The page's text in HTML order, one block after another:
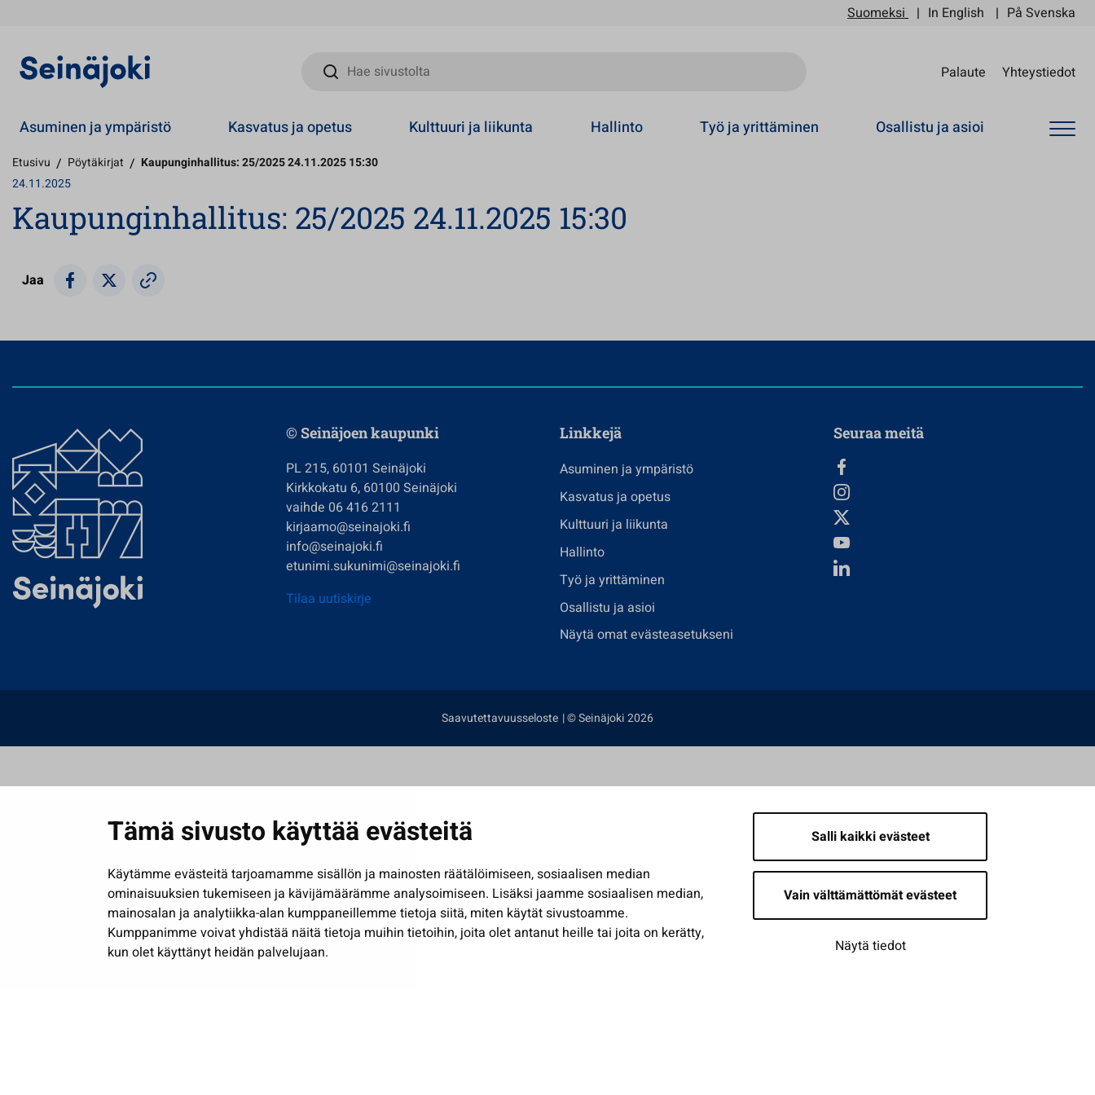
Tämä sivusto käyttää evästeitä
Käytämme evästeitä tarjoamamme sisällön ja mainosten räätälöimiseen, sosiaalisen median
ominaisuuksien tukemiseen ja kävijämäärämme analysoimiseen. Lisäksi jaamme sosiaalisen median,
mainosalan ja analytiikka-alan kumppaneillemme tietoja siitä, miten käytät sivustoamme.
Kumppanimme voivat yhdistää näitä tietoja muihin tietoihin, joita olet antanut heille tai joita on kerätty,
kun olet käyttänyt heidän palvelujaan.
Salli kaikki evästeet
Vain välttämättömät evästeet
Näytä tiedot
Suomeksi In English På Svenska
Hae sivustolta
Palaute Yhteystiedot
Asuminen ja ympäristö Kasvatus ja opetus Kulttuuri ja liikunta Hallinto Työ ja yrittäminen Osallistu ja asioi
Etusivu / Pöytäkirjat / Kaupunginhallitus: 25/2025 24.11.2025 15:30
24.11.2025
Kaupunginhallitus: 25/2025 24.11.2025 15:30
Jaa
© Seinäjoen kaupunki
PL 215, 60101 Seinäjoki
Kirkkokatu 6, 60100 Seinäjoki
vaihde 06 416 2111
kirjaamo@seinajoki.fi
info@seinajoki.fi
etunimi.sukunimi@seinajoki.fi
Tilaa uutiskirje
Linkkejä
Asuminen ja ympäristö
Kasvatus ja opetus
Kulttuuri ja liikunta
Hallinto
Työ ja yrittäminen
Osallistu ja asioi
Näytä omat evästeasetukseni
Seuraa meitä
Saavutettavuusseloste | © Seinäjoki 2026